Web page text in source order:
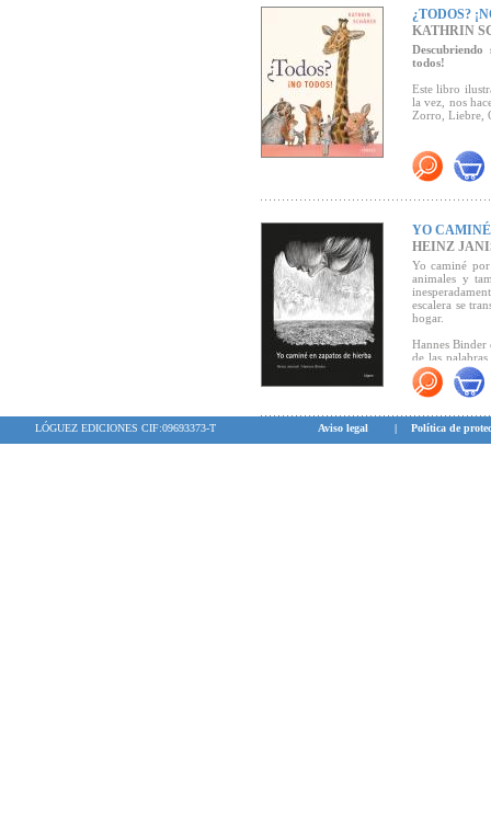
¿TODOS?
KATHRIN
todos!
Este libro
la vez, nos
Zorro, Liebre,
YO
HEINZ
Yo caminé
animales y
escalera se
hogar.
Hannes
de las
lleva más allá
LÓGUEZ EDICIONES CIF:09693373-T Aviso legal | Política de